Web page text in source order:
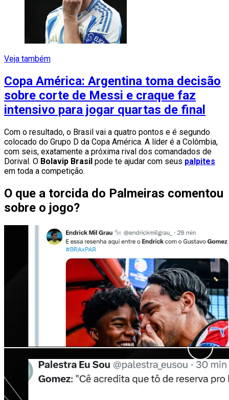
Veja também
Copa América: Argentina toma decisão
sobre corte de Messi e craque faz
intensivo para jogar quartas de final
Com o resultado, o Brasil vai a quatro pontos e é segundo
colocado do Grupo D da Copa América. A líder é a Colômbia,
com seis, exatamente a próxima rival dos comandados de
Dorival. O Bolavip Brasil pode te ajudar com seus palpites
em toda a competição.
O que a torcida do Palmeiras comentou
sobre o jogo?